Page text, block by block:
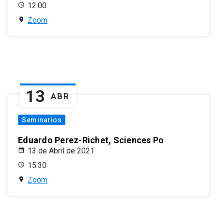
12:00
Zoom
13 ABR
Seminarios
Eduardo Perez-Richet, Sciences Po
13 de Abril de 2021
15:30
Zoom